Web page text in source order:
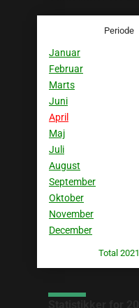
Periode
Januar
Februar
Marts
Juni
April
Maj
Juli
August
September
Oktober
November
December
Total 2021